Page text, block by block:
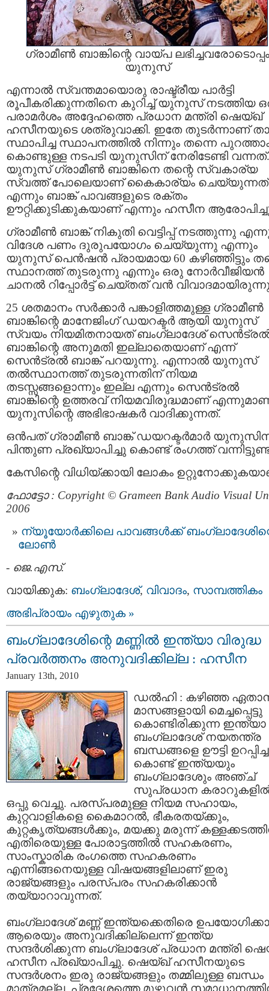
ഗ്രാമീണ്‍ ബാങ്കിന്റെ വായ്പ ലഭിച്ചവരോടൊപ്പം
യുനുസ്‌
എന്നാല്‍ സ്വന്തമായൊരു രാഷ്ട്രീയ പാര്‍ട്ടി
രൂപീകരിക്കുന്നതിനെ കുറിച്ച് യുനുസ്‌ നടത്തിയ
പരാമര്‍ശം അദ്ദേഹത്തെ പ്രധാന മന്ത്രി ഷെയ്ഖ്‌
ഹസീനയുടെ ശത്രുവാക്കി. ഇതേ തുടര്‍ന്നാണ്
സ്ഥാപിച്ച സ്ഥാപനത്തില്‍ നിന്നും തന്നെ
കൊണ്ടുള്ള നടപടി യുനുസിന് നേരിടേണ്ടി വന്നത്.
യുനുസ്‌ ഗ്രാമീണ്‍ ബാങ്കിനെ തന്റെ സ്വകാര്യ
സ്വത്ത്‌ പോലെയാണ് കൈകാര്യം ചെയ്യുന്നത്
എന്നും ബാങ്ക് പാവങ്ങളുടെ രക്തം
ഊറ്റിക്കുടിക്കുകയാണ് എന്നും ഹസീന
ഗ്രാമീണ്‍ ബാങ്ക് നികുതി വെട്ടിപ്പ്‌ നടത്തുന്നു
വിദേശ പണം ദുരുപയോഗം ചെയ്യുന്നു എന്നും
യുനുസ്‌ പെന്‍ഷന്‍ പ്രായമായ 60 കഴിഞ്ഞിട്ടും
സ്ഥാനത്ത്‌ തുടരുന്നു എന്നും ഒരു നോര്‍വീജിയന്‍
ചാനല്‍ റിപ്പോര്‍ട്ട് ചെയ്തത് വന്‍
25 ശതമാനം സര്‍ക്കാര്‍ പങ്കാളിത്തമുള്ള ഗ്രാമീണ്‍
ബാങ്കിന്റെ മാനേജിംഗ് ഡയറക്ടര്‍ ആയി യുനുസ്‌
സ്വയം നിയമിതനായത് ബംഗ്ലാദേശ്‌
ബാങ്കിന്റെ അനുമതി ഇല്ലാതെയാണ് എന്ന്
സെന്‍ട്രല്‍ ബാങ്ക് പറയുന്നു. എന്നാല്‍ യുനുസ്‌
തല്‍സ്ഥാനത്ത് തുടരുന്നതിന് നിയമ
തടസ്സങ്ങളൊന്നും ഇല്ല എന്നും സെന്‍ട്രല്‍
ബാങ്കിന്റെ ഉത്തരവ്‌ നിയമവിരുദ്ധമാണ്
യുനുസിന്റെ അഭിഭാഷകര്‍ വാദിക്കുന്നത്.
ഒന്‍പത് ഗ്രാമീണ്‍ ബാങ്ക് ഡയറക്ടര്‍മാര്‍
പിന്തുണ പ്രഖ്യാപിച്ചു കൊണ്ട് രംഗത്ത്‌
കേസിന്റെ വിധിയ്ക്കായി ലോകം
ഫോട്ടോ : Copyright © Grameen Bank Audio Visual
2006
ന്യൂയോര്‍ക്കിലെ പാവങ്ങള്‍ക്ക്
ലോണ്‍
- ജെ.എസ്.
വായിക്കുക: ബംഗ്ലാദേശ്, വിവാദം, സാമ്പത്തികം
അഭിപ്രായം എഴുതുക »
ബംഗ്ലാദേശിന്റെ മണ്ണില്‍ ഇന്ത്യാ വിരുദ്ധ
പ്രവര്‍ത്തനം അനുവദിക്കില്ല : ഹസീന
January 13th, 2010
ഡല്‍ഹി : കഴിഞ്ഞ
മാസങ്ങളായി മെച്ചപ്പെട്ടു
കൊണ്ടിരിക്കുന്ന ഇന്ത്യാ
ബംഗ്ലാദേശ് നയതന്ത്ര
ബന്ധങ്ങളെ ഊട്ടി
കൊണ്ട് ഇന്ത്യയും
ബംഗ്ലാദേശും അഞ്ച്
സുപ്രധാന
ഒപ്പു വെച്ചു. പരസ്പരമുള്ള നിയമ സഹായം,
കുറ്റവാളികളെ കൈമാറല്‍, ഭീകരതയ്ക്കും,
കുറ്റകൃത്യങ്ങള്‍ക്കും, മയക്കു മരുന്ന്
എതിരെയുള്ള പോരാട്ടത്തില്‍ സഹകരണം,
സാംസ്കാരിക രംഗത്തെ സഹകരണം
എന്നിങ്ങനെയുള്ള വിഷയങ്ങളിലാണ് ഇരു
രാജ്യങ്ങളും പരസ്പരം സഹകരിക്കാന്‍
തയ്യാറാവുന്നത്.
ബംഗ്ലാദേശ് മണ്ണ് ഇന്ത്യക്കെതിരെ
ആരെയും അനുവദിക്കില്ലെന്ന് ഇന്ത്യ
സന്ദര്‍ശിക്കുന്ന ബംഗ്ലാദേശ് പ്രധാന മന്ത്രി
ഹസീന പ്രഖ്യാപിച്ചു. ഷെയ്ഖ് ഹസീനയുടെ
സന്ദര്‍ശനം ഇരു രാജ്യങ്ങളും തമ്മിലുള്ള ബന്ധം
മാത്രമല്ല, പ്രദേശത്തെ മുഴുവന്‍